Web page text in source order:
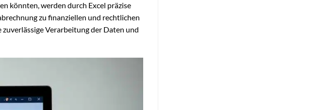
könnten, werden durch Excel präzise
zu finanziellen und rechtlichen
Verarbeitung der Daten und